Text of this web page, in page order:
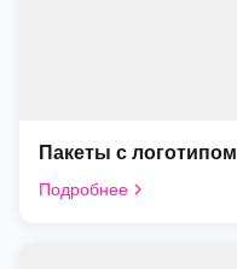
Пакеты с логотипом
Подробнее